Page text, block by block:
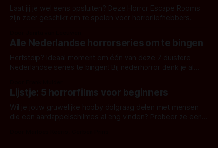
Laat jij je wel eens opsluiten? Deze Horror Escape Rooms
zijn zeer geschikt om te spelen voor horrorliefhebbers.
Alle Nederlandse horrorseries om te bingen
Herfstdip? Ideaal moment om één van deze 7 duistere
Nederlandse series te bingen! Bij nederhorror denk je al
Amsterdamned of The Johnsons. Maar Nederlandse horror
is niet beperkt tot films. Hier een aantal Nederlandse tv-
series uit het duistere of horrorgenre. Als
Lijstje: 5 horrorfilms voor beginners
Wil je jouw gruwelijke hobby dolgraag delen met mensen
die een aardappelschilmes al eng vinden? Probeer ze eens